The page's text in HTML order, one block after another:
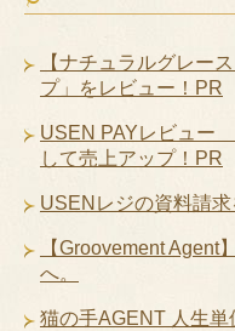
【ナチュラルグレー
プ」をレビュー！PR
USEN PAYレビュー
して売上アップ！PR
USENレジの資料請
【Groovement
へ。
猫の手AGENT 人生